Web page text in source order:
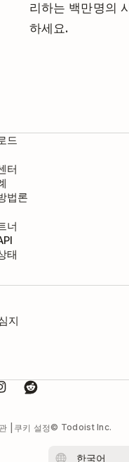
리하는 백만명의
하세요.
드
터
법론
너
태
지
쿠키 설정© Todoist Inc.